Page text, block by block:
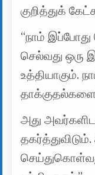
குறித்துக்
“நாம்
செல்வது ஒரு
உத்தியாகும்.
அது